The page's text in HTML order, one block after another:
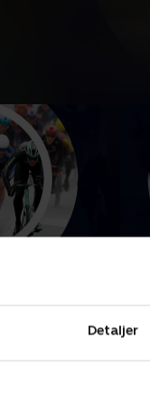
Detaljer
13.